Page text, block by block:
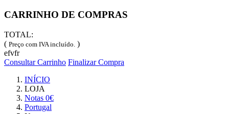
CARRINHO DE COMPRAS
TOTAL:
( Preço com IVA incluído. )
efvfr
Consultar Carrinho Finalizar Compra
INÍCIO
LOJA
Notas 0€
Portugal